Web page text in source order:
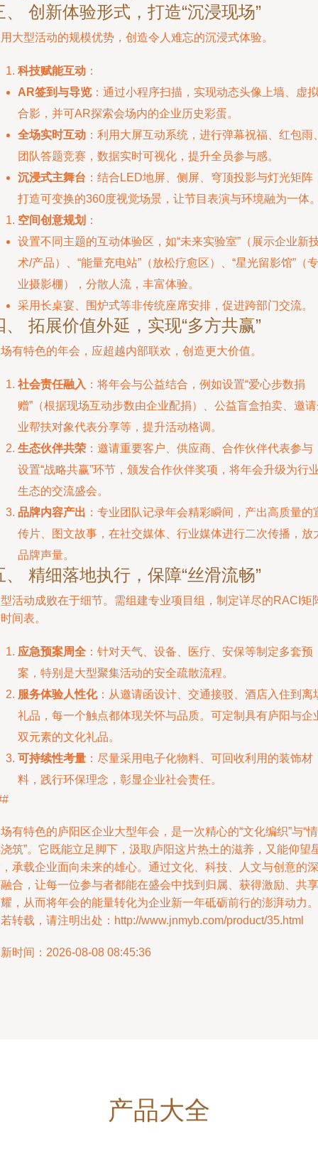
、 创新体验形式，打造“沉浸现场”
大型活动的规模优势，创造令人难忘的沉浸式体验。
科技赋能互动 ：
AR签到与导览 ：通过小程序扫描，实现动态头像上墙、虚拟
合影，并可AR探索会场内的企业历史彩蛋。
全场实时互动 ：利用大屏互动系统，进行弹幕祝福、红包雨
团队答题竞赛，数据实时可视化，提升全员参与感。
沉浸式主舞台 ：结合LED地屏、侧屏、穹顶投影与灯光矩阵
打造可变换的360度视觉场景，让节目表演与环境融为一体
空间创意规划 ：
设置不同主题的互动体验区，如“未来实验室”（展示企业新
术/产品）、“能量充电站”（放松疗愈区）、“星光留影馆”（专
业摄影棚），分散人流，丰富体验。
采用长桌宴、围炉式等非传统座席安排，促进跨部门交流。
、 拓展价值外延，实现“多方共赢”
有特色的年会，应超越内部联欢，创造更大价值。
社会责任融入 ：将年会与公益结合，例如设置“爱心步数捐
赠”（根据现场互动步数由企业配捐）、公益盲盒拍卖、邀
业帮扶对象代表分享等，提升活动格调。
生态伙伴共荣 ：邀请重要客户、供应商、合作伙伴代表参与
设置“战略共赢”环节，颁发合作伙伴奖项，将年会升级为行
生态的交流盛会。
品牌内容产出 ：专业团队记录年会精彩瞬间，产出高质量的
传片、图文故事，在社交媒体、行业媒体进行二次传播，放
品牌声量。
、 精细落地执行，保障“丝滑流畅”
活动成败在于细节。需组建专业项目组，制定详尽的RACI矩
间表。
应急预案周全 ：针对天气、设备、医疗、安保等制定多套预
案，特别是大型聚集活动的安全疏散流程。
服务体验人性化：从邀请函设计、交通接驳、酒店入住到离
礼品，每一个触点都体现关怀与品质。可定制具有庐阳与企
双元素的文化礼品。
可持续性考量 ：尽量采用电子化物料、可回收利用的装饰材
料，践行环保理念，彰显企业社会责任。
有特色的庐阳区企业大型年会，是一次精心的“文化编织”与“情
筑”。它既能立足脚下，汲取庐阳这片热土的滋养，又能仰望
承载企业面向未来的雄心。通过文化、科技、人文与创意的深
合，让每一位参与者都能在盛会中找到归属、获得激励、共享
，从而将年会的能量转化为企业新一年砥砺前行的澎湃动力。
转载，请注明出处：http://www.jnmyb.com/product/35.html
时间：2026-08-08 08:45:36
产品大全